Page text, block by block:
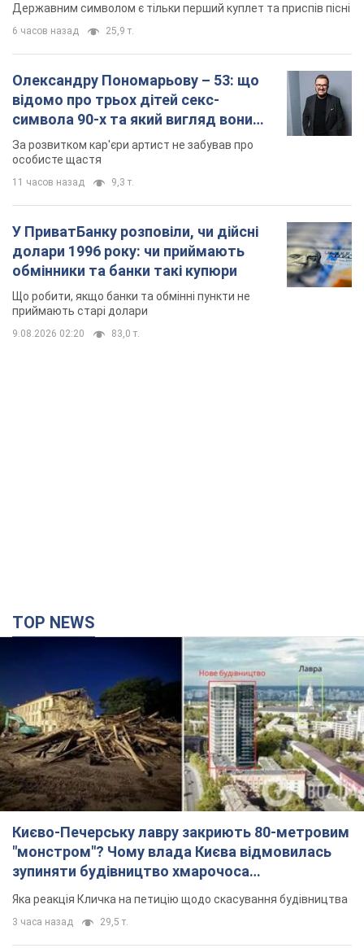
Державним символом є тільки перший куплет та приспів пісні
6 часов назад 25,9 т.
Олександру Пономарьову – 53: що
відомо про трьох дітей секс-
символа 90-х та який вигляд вони
мають
За розвитком кар'єри артист не забував про
особисте щастя
11 часов назад 9,3 т.
У ПриватБанку розповіли, чи дійсні
долари 1996 року: чи приймають
обмінники та банки такі купюри
Що робити, якщо банки та обмінні пункти не
приймають старі долари
9.08.2026 02:20 83,0 т.
TOP NEWS
Києво-Печерську лавру закриють 80-метровим
"монстром"? Чому влада Києва відмовилась
зупиняти будівництво хмарочоса
"московського вірянина"
Яка реакція Кличка на петицію щодо скасування будівництва
3 часа назад 29,5 т.